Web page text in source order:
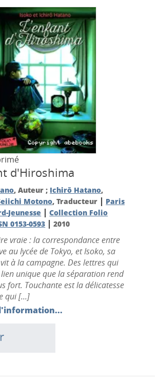
d'Hiroshima
, Auteur ; Ichirō Hatano,
Motono, Traducteur | Paris
Jeunesse |Collection Folio
0153-0593 |2010
vraie : la correspondance entre
au lycée de Tokyo, et Isoko, sa
à la campagne. Des lettres qui
unique que la séparation rend
fort. Touchante est la délicatesse
qui [...]